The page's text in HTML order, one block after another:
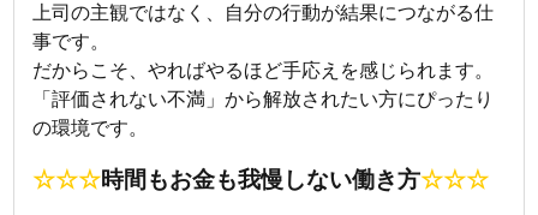
上司の主観ではなく、自分の行動が結果につながる仕
事です。
だからこそ、やればやるほど手応えを感じられます。
「評価されない不満」から解放されたい方にぴったり
の環境です。
☆☆☆時間もお金も我慢しない働き方☆☆☆